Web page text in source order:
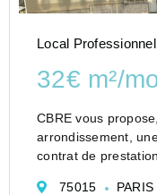
Local
32€ m²/
CBRE vous
arrondissement,
contrat de
75015